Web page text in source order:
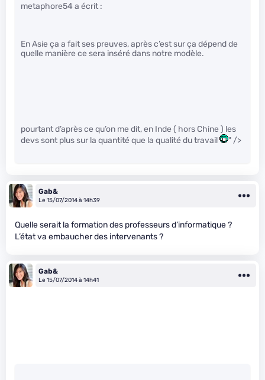
metaphore54 a écrit :
En Asie ça a fait ses preuves, après c’est sur ça dépend de
quelle manière ce sera inséré dans notre modèle.
pourtant d’après ce qu’on me dit, en Inde ( hors Chine ) les
devs sont plus sur la quantité que la qualité du travail
" />
Gab&
Le 15/07/2014 à 14h39
Quelle serait la formation des professeurs d’informatique ?
L’état va embaucher des intervenants ?
Gab&
Le 15/07/2014 à 14h41